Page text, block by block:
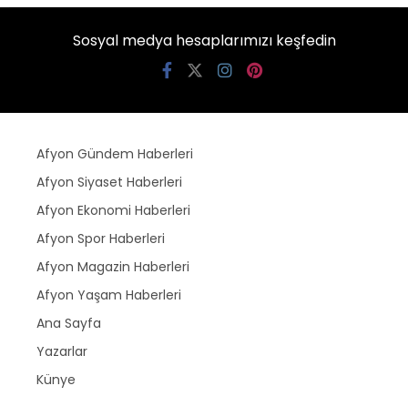
Sosyal medya hesaplarımızı keşfedin
Afyon Gündem Haberleri
Afyon Siyaset Haberleri
Afyon Ekonomi Haberleri
Afyon Spor Haberleri
Afyon Magazin Haberleri
Afyon Yaşam Haberleri
Ana Sayfa
Yazarlar
Künye